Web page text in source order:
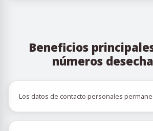
Beneficios
números
Los datos de contacto personales